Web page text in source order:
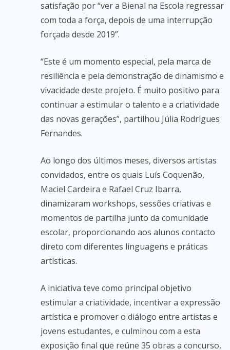
satisfação por “ver a Bienal na Escola regressar
com toda a força, depois de uma interrupção
forçada desde 2019”.
“Este é um momento especial, pela marca de
resiliência e pela demonstração de dinamismo e
vivacidade deste projeto. É muito positivo para
continuar a estimular o talento e a criatividade
das novas gerações”, partilhou Júlia Rodrigues
Fernandes.
Ao longo dos últimos meses, diversos artistas
convidados, entre os quais Luís Coquenão,
Maciel Cardeira e Rafael Cruz Ibarra,
dinamizaram workshops, sessões criativas e
momentos de partilha junto da comunidade
escolar, proporcionando aos alunos contacto
direto com diferentes linguagens e práticas
artísticas.
A iniciativa teve como principal objetivo
estimular a criatividade, incentivar a expressão
artística e promover o diálogo entre artistas e
jovens estudantes, e culminou com a esta
exposição final que reúne 35 obras a concurso,